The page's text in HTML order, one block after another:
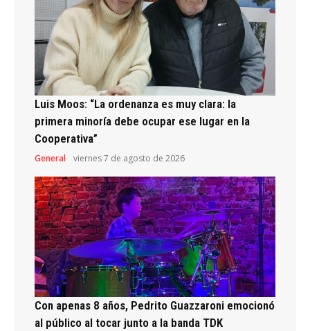
Luis Moos: “La ordenanza es muy clara: la
primera minoría debe ocupar ese lugar en la
Cooperativa”
General viernes 7 de agosto de 2026
Con apenas 8 años, Pedrito Guazzaroni emocionó
al público al tocar junto a la banda TDK